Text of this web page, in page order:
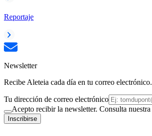
Reportaje
Newsletter
Recibe Aleteia cada día en tu correo electrónico.
Tu dirección de correo electrónico
Acepto recibir la newsletter. Consulta nuestra
Inscribirse